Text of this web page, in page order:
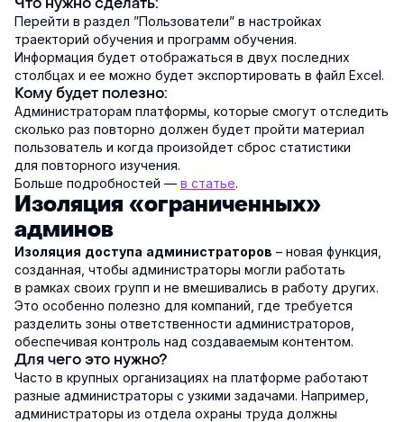
Перейти в раздел ”Пользователи” в настройках
траекторий обучения и программ обучения.
Информация будет отображаться в двух последних
столбцах и ее можно будет экспортировать в файл Excel.
Кому будет полезно:
Администраторам платформы, которые смогут отследить
сколько раз повторно должен будет пройти материал
пользователь и когда произойдет сброс статистики
для повторного изучения.
Больше подробностей — в статье.
Изоляция «ограниченных»
админов
Изоляция доступа администраторов – новая функция,
созданная, чтобы администраторы могли работать
в рамках своих групп и не вмешивались в работу других.
Это особенно полезно для компаний, где требуется
разделить зоны ответственности администраторов,
обеспечивая контроль над создаваемым контентом.
Для чего это нужно?
Часто в крупных организациях на платформе работают
разные администраторы с узкими задачами. Например,
администраторы из отдела охраны труда должны